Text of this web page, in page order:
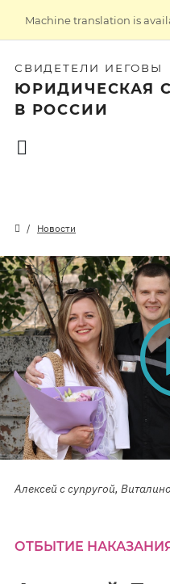
Machine translation is
СВИДЕТЕЛИ ИЕГОВЫ
ЮРИДИЧЕСКАЯ
В РОССИИ
Новости
Алексей с супругой,
ОТБЫТИЕ